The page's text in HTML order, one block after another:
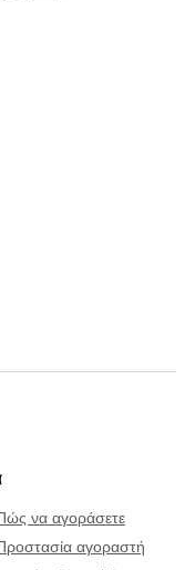
να αγοράσετε
αγοραστή